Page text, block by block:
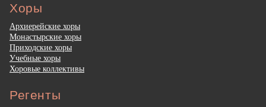
Хоры
Архиерейские хоры
Монастырские хоры
Приходские хоры
Учебные хоры
Хоровые коллективы
Регенты